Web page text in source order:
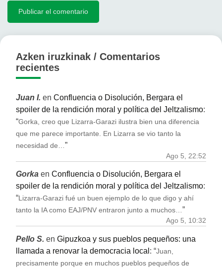
Azken iruzkinak / Comentarios
recientes
Juan I. en Confluencia o Disolución, Bergara el
spoiler de la rendición moral y política del Jeltzalismo:
“Gorka, creo que Lizarra-Garazi ilustra bien una diferencia
que me parece importante. En Lizarra se vio tanto la
necesidad de… ”
Ago 5, 22:52
Gorka en Confluencia o Disolución, Bergara el
spoiler de la rendición moral y política del Jeltzalismo:
“Lizarra-Garazi fué un buen ejemplo de lo que digo y ahí
tanto la IA como EAJ/PNV entraron junto a muchos…”
Ago 5, 10:32
Pello S. en Gipuzkoa y sus pueblos pequeños: una
llamada a renovar la democracia local : “Juan,
precisamente porque en muchos pueblos pequeños de